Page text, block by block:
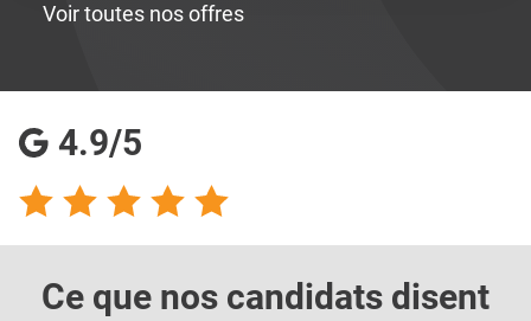
Voir toutes nos offres
4.9/5
Ce que nos candidats disent